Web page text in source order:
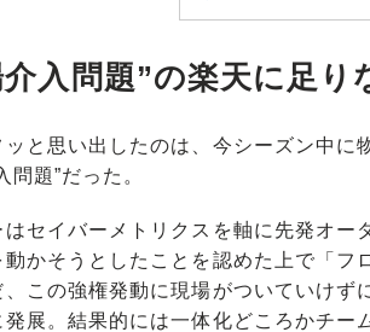
入問題”の楽天に足り
と思い出したのは、今シーズン中に
問題”だった。
セイバーメトリクスを軸に先発オー
動かそうとしたことを認めた上で「フ
、この強権発動に現場がついていけ
展。結果的には一体化どころかチー